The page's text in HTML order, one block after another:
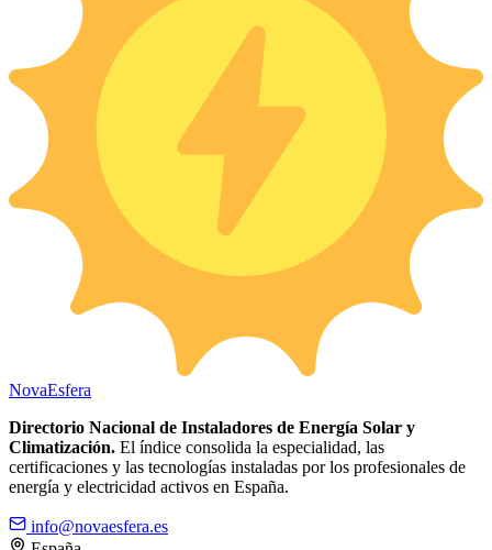
NovaEsfera
Directorio Nacional de Instaladores de Energía Solar y
Climatización. El índice consolida la especialidad, las
certificaciones y las tecnologías instaladas por los profesionales de
energía y electricidad activos en España.
info@novaesfera.es